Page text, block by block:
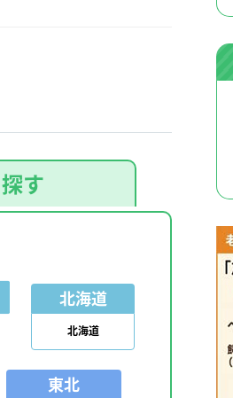
す
北海道
北海道
東北